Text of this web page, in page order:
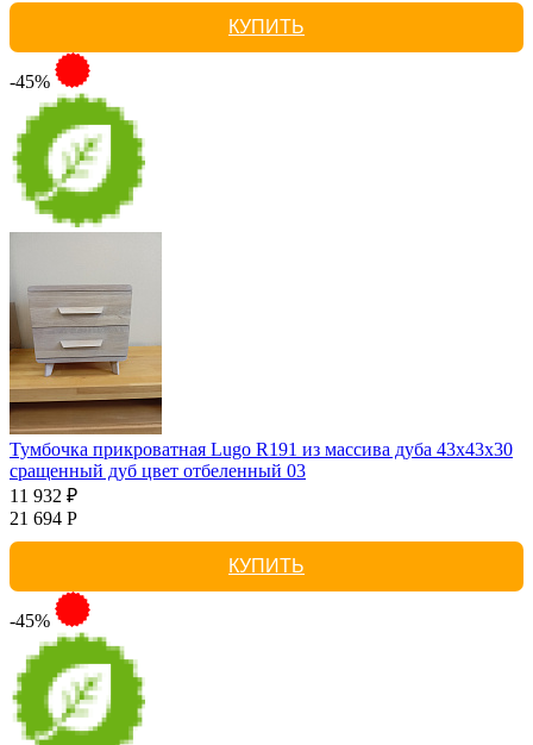
КУПИТЬ
-45%
Тумбочка прикроватная Lugo R191 из массива дуба 43х43х30
сращенный дуб цвет отбеленный 03
11 932 ₽
21 694 Р
КУПИТЬ
-45%